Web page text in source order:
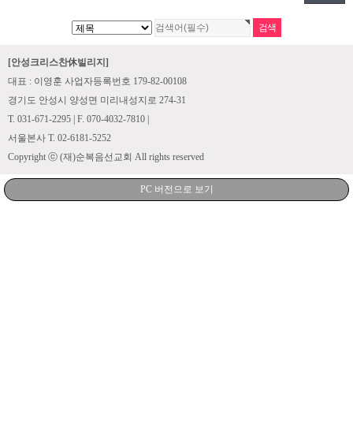
[안성크리스찬休빌리지]
대표 : 이영훈 사업자등록번호 179-82-00108
경기도 안성시 양성면 미리내성지로 274-31
T. 031-671-2295 | F. 070-4032-7810 |
서울본사 T. 02-6181-5252
Copyright ⓒ (재)순복음선교회 All rights reserved
PC 버전으로 보기